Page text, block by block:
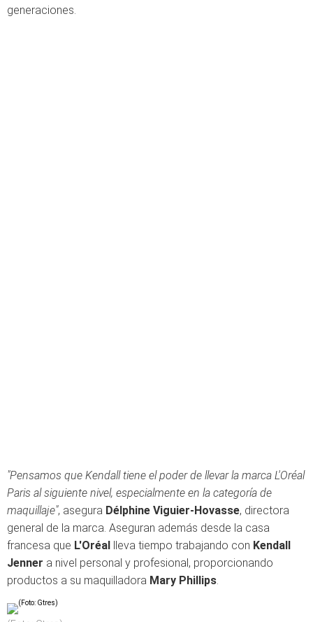
generaciones.
"Pensamos que Kendall tiene el poder de llevar la marca L'Oréal
Paris al siguiente nivel, especialmente en la categoría de
maquillaje", asegura Délphine Viguier-Hovasse, directora
general de la marca. Aseguran además desde la casa
francesa que L'Oréal lleva tiempo trabajando con Kendall
Jenner a nivel personal y profesional, proporcionando
productos a su maquilladora Mary Phillips.